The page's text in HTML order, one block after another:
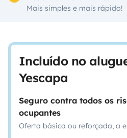
Mais simples e mais rápido!
Incluído no
Yescapa
Seguro contra todos os
ocupantes
Oferta básica ou reforçada, a